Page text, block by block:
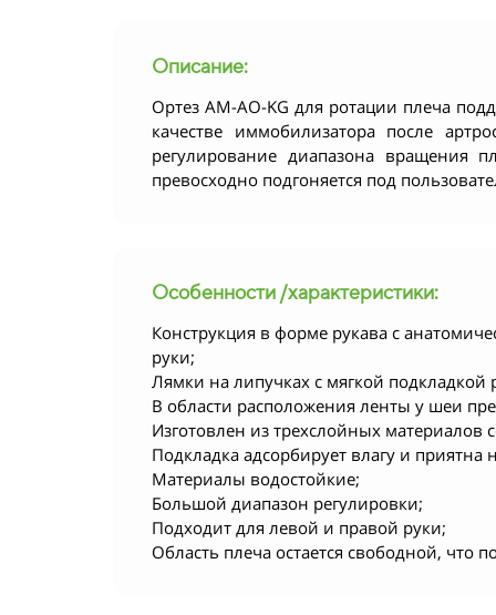
Описание:
Ортез AM-AO-KG для ротации плеча
качестве иммобилизатора после
регулирование диапазона вращения
превосходно подгоняется под
Особенности /характеристики:
Конструкция в форме рукава с
руки;
Лямки на липучках с мягкой
В области расположения ленты у шеи
Изготовлен из трехслойных
Подкладка адсорбирует влагу и приятна
Материалы водостойкие;
Большой диапазон регулировки;
Подходит для левой и правой руки;
Область плеча остается свободной, что